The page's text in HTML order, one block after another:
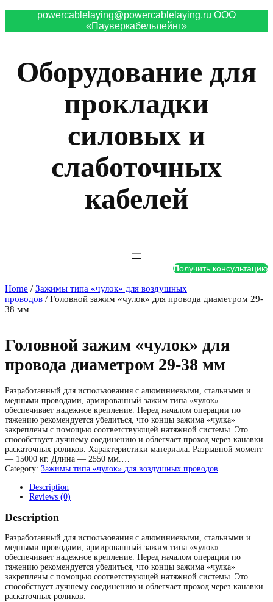
powercablelaying@powercablelaying.ru ООО
«Пауверкабельлейнг»
Оборудование для
прокладки
силовых и
слаботочных
кабелей
Получить консультацию
Home / Зажимы типа «чулок» для воздушных
проводов / Головной зажим «чулок» для провода диаметром 29-
38 мм
Головной зажим «чулок» для
провода диаметром 29-38 мм
Разработанный для использования с алюминиевыми, стальными и
медными проводами, армированный зажим типа «чулок»
обеспечивает надежное крепление. Перед началом операции по
тяжению рекомендуется убедиться, что концы зажима «чулка»
закреплены с помощью соответствующей натяжной системы. Это
способствует лучшему соединению и облегчает проход через канавки
раскаточных роликов. Характеристики материала: Разрывной момент
— 15000 кг. Длина — 2550 мм.…
Category: Зажимы типа «чулок» для воздушных проводов
Description
Reviews (0)
Description
Разработанный для использования с алюминиевыми, стальными и
медными проводами, армированный зажим типа «чулок»
обеспечивает надежное крепление. Перед началом операции по
тяжению рекомендуется убедиться, что концы зажима «чулка»
закреплены с помощью соответствующей натяжной системы. Это
способствует лучшему соединению и облегчает проход через канавки
раскаточных роликов.